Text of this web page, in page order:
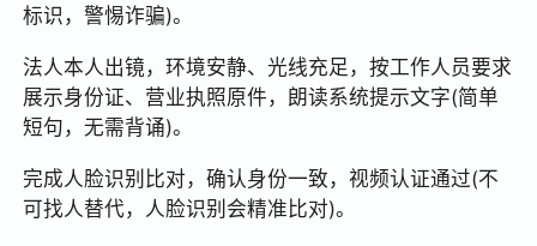
标识，警惕诈骗)。
法人本人出镜，环境安静、光线充足，按工作人员要求
展示身份证、营业执照原件，朗读系统提示文字(简单
短句，无需背诵)。
完成人脸识别比对，确认身份一致，视频认证通过(不
可找人替代，人脸识别会精准比对)。